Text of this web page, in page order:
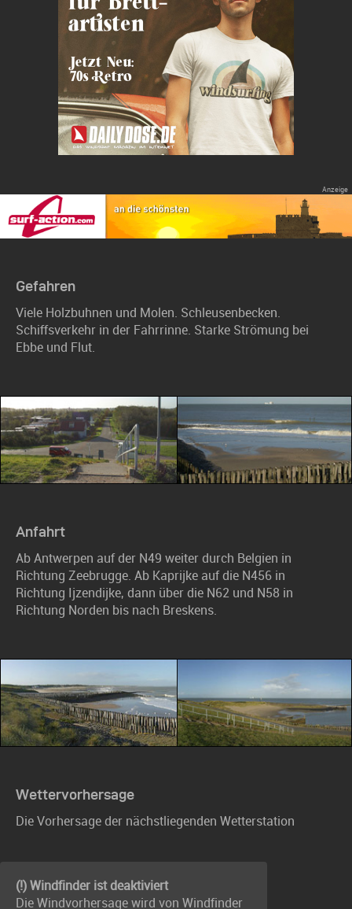
Gefahren
Viele Holzbuhnen und Molen. Schleusenbecken.
Schiffsverkehr in der Fahrrinne. Starke Strömung bei
Ebbe und Flut.
Anfahrt
Ab Antwerpen auf der N49 weiter durch Belgien in
Richtung Zeebrugge. Ab Kaprijke auf die N456 in
Richtung Ijzendijke, dann über die N62 und N58 in
Richtung Norden bis nach Breskens.
Wettervorhersage
Die Vorhersage der nächstliegenden Wetterstation
(!) Windfinder ist deaktiviert
Die Windvorhersage wird von Windfinder